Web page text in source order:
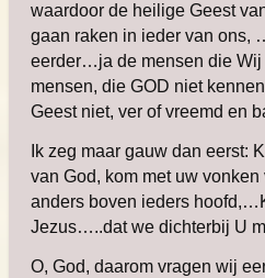
waardoor de heilige Geest
gaan raken in ieder van ons,
eerder…ja de mensen die Wij
mensen, die GOD niet
Geest niet, ver of vreemd en
Ik zeg maar gauw dan eerst:
van God, kom met uw
anders boven ieders
Jezus…..dat we dichterbij U
O, God, daarom vragen wij